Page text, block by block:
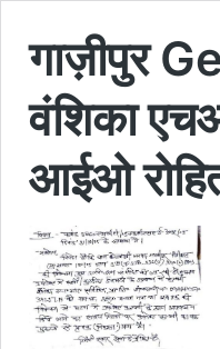
गाज़ीपुर
वंशिका
आईओ